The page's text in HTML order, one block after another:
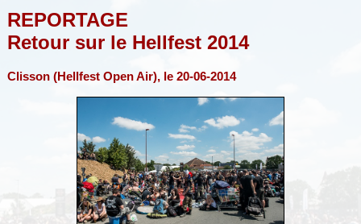
REPORTAGE
Retour sur le Hellfest 2014
Clisson (Hellfest Open Air), le 20-06-2014